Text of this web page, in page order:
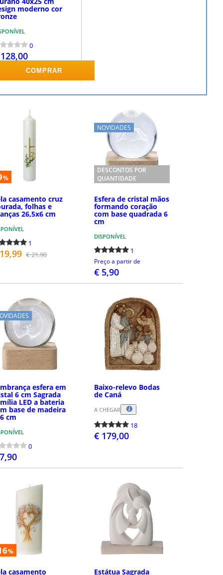
moderno cor
0
COMPRAR
%
casamento cruz
folhas e
26,5x6 cm
1
€ 21,90
NOVIDADES
DESCONTOS POR
QUANTIDADE
Esfera de cristal mãos
formando coração
com base quadrada 6
cm
DISPONÍVEL
1
Preço a partir de
€ 5,90
esfera em
6 cm Sagrada
LED a bateria
base de madeira
cm
0
Baixo-relevo Bodas
de Caná
A CHEGAR
18
€ 179,00
%
casamento Estátua Sagrada